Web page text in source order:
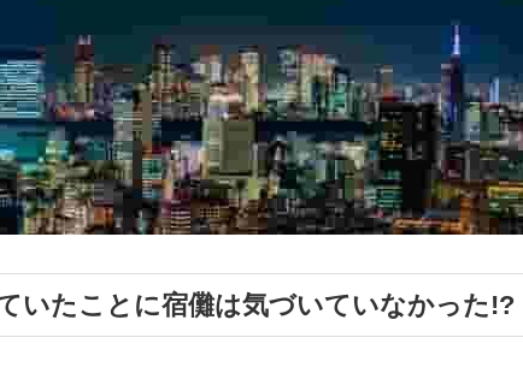
いたことに宿儺は気づいていなかった!?